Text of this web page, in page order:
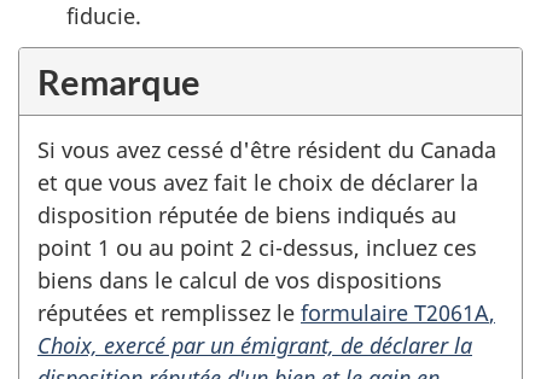
fiducie.
Remarque
Si vous avez cessé d'être résident du Canada
et que vous avez fait le choix de déclarer la
disposition réputée de biens indiqués au
point 1 ou au point 2 ci-dessus, incluez ces
biens dans le calcul de vos dispositions
réputées et remplissez le formulaire T2061A,
Choix, exercé par un émigrant, de déclarer la